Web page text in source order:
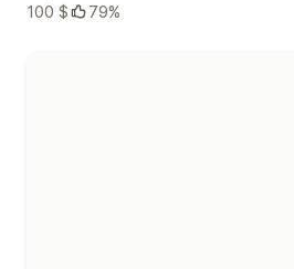
100 $
79%